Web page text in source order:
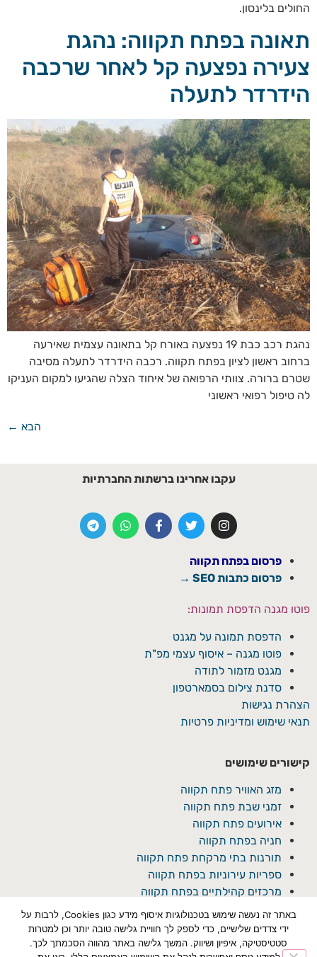
החולים בלינסון.
תאונה בפתח תקווה: נהגת
צעירה נפצעה קל לאחר שרכבה
הידרדר לתעלה
נהגת רכב כבת 19 נפצעה באורח קל בתאונה עצמית שאירעה
ברחוב ראשון לציון בפתח תקווה. רכבה הידרדר לתעלה מסיבה
שטרם ברורה. צוותי הרפואה של איחוד הצלה שהגיעו למקום העניקו
לה טיפול רפואי ראשוני
הבא ←
עקבו אחרינו ברשתות החברתיות
פרסום בפתח תקווה
פרסום כתבות SEO →
פוטו מגנה הדפסת תמונות:
הדפסת תמונה על מגנט
פוטו מגנה – איסוף עצמי מפ"ת
מגנט מזמור לתודה
סדנת צילום בסמארטפון
הצהרת נגישות
תנאי שימוש ומדיניות פרטיות
קישורים שימושים
מזג האוויר פתח תקווה
זמני שבת פתח תקווה
אירועים פתח תקווה
חניה בפתח תקווה
תורנות בתי מרקחת פתח תקווה
ספריות עירוניות בפתח תקווה
מרכזים קהילתיים בפתח תקווה
באתר זה נעשה שימוש בטכנולוגיות איסוף מידע כגון Cookies, לרבות על
ידי צדדים שלישיים, כדי לספק לך חוויית גלישה טובה יותר וכן למטרות
סטטיסטיקה, איפיון ושיווק. המשך גלישה באתר מהווה הסכמתך לכך.